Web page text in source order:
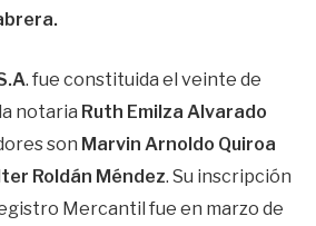
. fue constituida el veinte de
notaria Ruth Emilza Alvarado
son Marvin Arnoldo Quiroa
Roldán Méndez. Su inscripción
Mercantil fue en marzo de